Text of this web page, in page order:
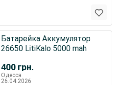
400 грн.
Батарейка Аккумулятор
26650 LitiKalo 5000 mah
Одесса
26.04.2026